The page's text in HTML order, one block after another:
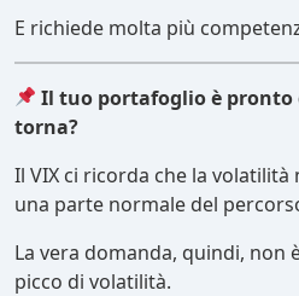
E richiede molta più
Il tuo portafoglio è pronto
torna?
Il VIX ci ricorda che la volatilità
una parte normale del
La vera domanda, quindi, non
picco di volatilità.